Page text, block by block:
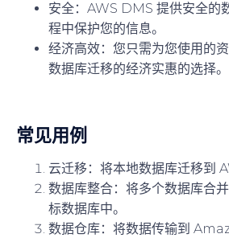
安全：AWS DMS 提供安全的
程中保护您的信息。
经济高效：您只需为您使用的
数据库迁移的经济实惠的选择。
常见用例
云迁移：将本地数据库迁移到
数据库整合：将多个数据库合
标数据库中。
数据仓库：将数据传输到